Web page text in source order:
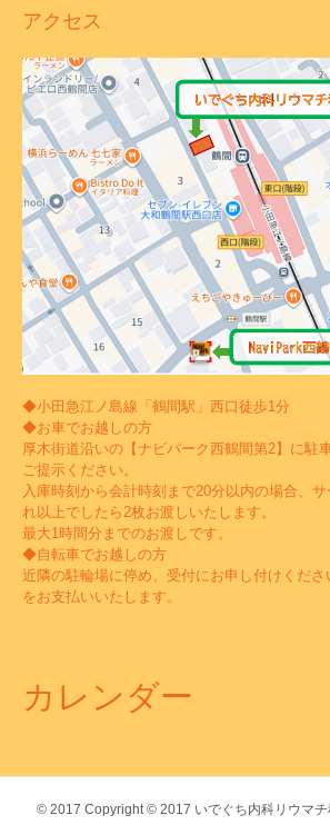
アクセス
◆小田急江ノ島線「鶴間駅」西口徒歩1分
◆お車でお越しの方
厚木街道沿いの【ナビパーク西鶴間第2】に駐
ご提示ください。
入庫時刻から会計時刻まで20分以内の場合、
れ以上でしたら2枚お渡しいたします。
最大1時間分までのお渡しです。
◆自転車でお越しの方
近隣の駐輪場に停め、受付にお申し付けくだ
をお支払いいたします。
カレンダー
© 2017 Copyright © 2017 いでぐち内科リウマ